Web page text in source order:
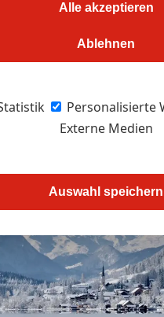
Alle akzeptieren
Ablehnen
Personalisierte
Externe Medien
Auswahl speichern
bewarben sich um den
Tourismus und
als vielerorts.